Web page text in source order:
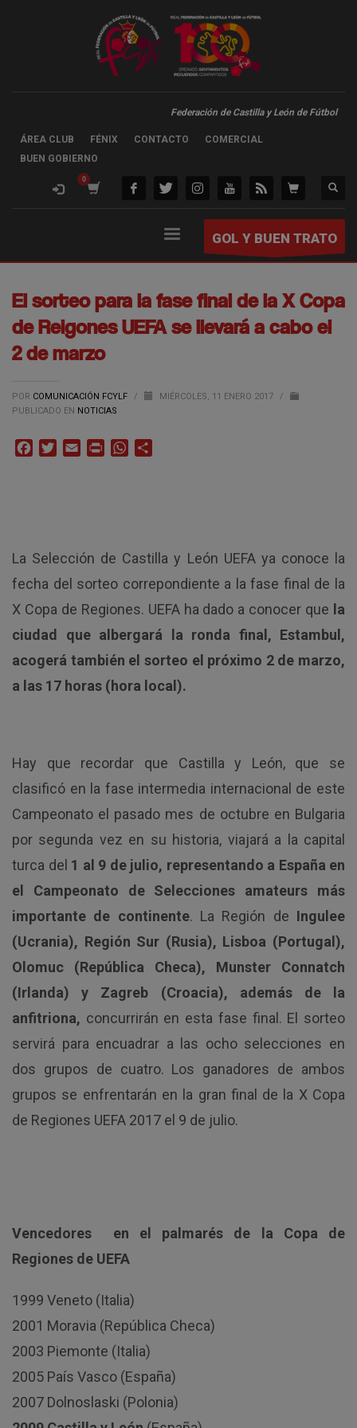
Federación de Castilla y León de Fútbol
ÁREA CLUB FÉNIX CONTACTO
COMERCIAL
BUEN GOBIERNO
GOL Y BUEN TRATO
El sorteo para la fase final de la X Copa
de Reigones UEFA se llevará a cabo el
2 de marzo
POR COMUNICACIÓN FCYLF / MIÉRCOLES, 11 ENERO 2017
/
PUBLICADO EN NOTICIAS
FacebookTwitterEmail Print WhatsApp
La Selección de Castilla y León UEFA ya conoce la
fecha del sorteo correpondiente a la fase final de la
X Copa de Regiones. UEFA ha dado a conocer que la
ciudad que albergará la ronda final, Estambul,
acogerá también el sorteo el próximo 2 de marzo,
a las 17 horas (hora local).
Hay que recordar que Castilla y León, que se
clasificó en la fase intermedia internacional de este
Campeonato el pasado mes de octubre en Bulgaria
por segunda vez en su historia, viajará a la capital
turca del 1 al 9 de julio, representando a España en
el Campeonato de Selecciones amateurs más
importante de continente. La Región de Ingulee
(Ucrania), Región Sur (Rusia), Lisboa (Portugal),
Olomuc (República Checa), Munster Connatch
(Irlanda) y Zagreb (Croacia), además de la
anfitriona, concurrirán en esta fase final. El sorteo
servirá para encuadrar a las ocho selecciones en
dos grupos de cuatro. Los ganadores de ambos
grupos se enfrentarán en la gran final de la X Copa
de Regiones UEFA 2017 el 9 de julio.
Vencedores en el palmarés de la Copa de
Regiones de UEFA
1999 Veneto (Italia)
2001 Moravia (República Checa)
2003 Piemonte (Italia)
2005 País Vasco (España)
2007 Dolnoslaski (Polonia)